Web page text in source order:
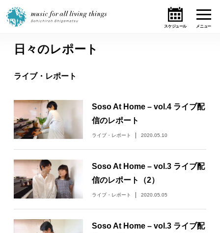
ホーム
ニュース
テーマ
ライブ・スケジュール
作品
オンライン・ショップ
ギャラリー
日々のレポート
ライブ・レポート
Soso At Home – vol.4 ライブ配
信のレポート
ライブ・レポート 2020.05.10
Soso At Home – vol.3 ライブ配
信のレポート（2）
ライブ・レポート 2020.05.05
Soso At Home – vol.3 ライブ配